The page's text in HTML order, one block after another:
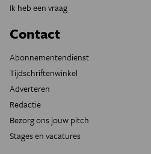
Ik heb een vraag
Contact
Abonnementendienst
Tijdschriftenwinkel
Adverteren
Redactie
Bezorg ons jouw pitch
Stages en vacatures